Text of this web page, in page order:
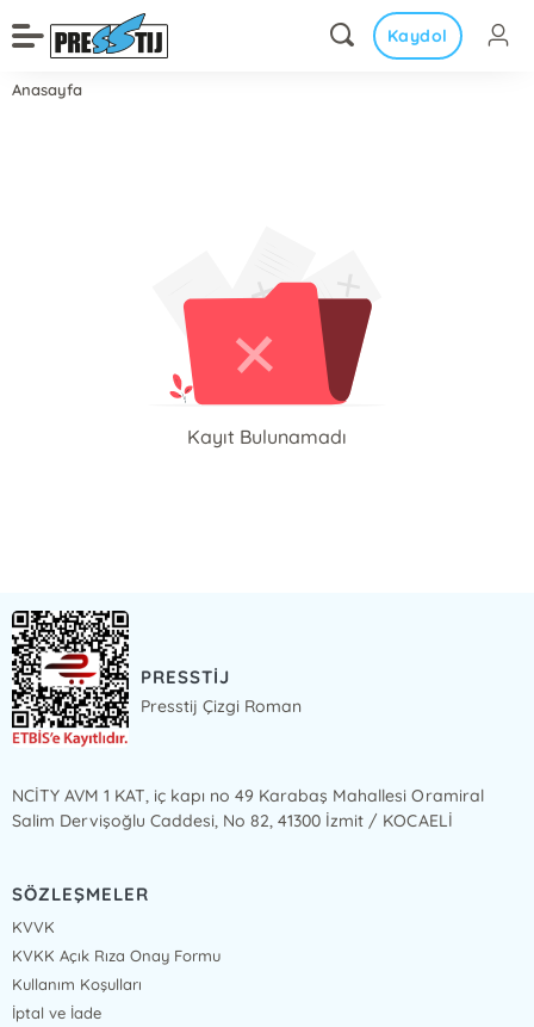
Kaydol
Anasayfa
Kayıt Bulunamadı
PRESSTİJ
Presstij Çizgi Roman
NCİTY AVM 1 KAT, iç kapı no 49 Karabaş Mahallesi Oramiral
Salim Dervişoğlu Caddesi, No 82, 41300 İzmit / KOCAELİ
SÖZLEŞMELER
KVVK
KVKK Açık Rıza Onay Formu
Kullanım Koşulları
İptal ve İade